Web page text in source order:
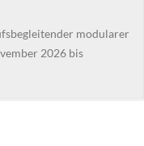
modularer
2026 bis